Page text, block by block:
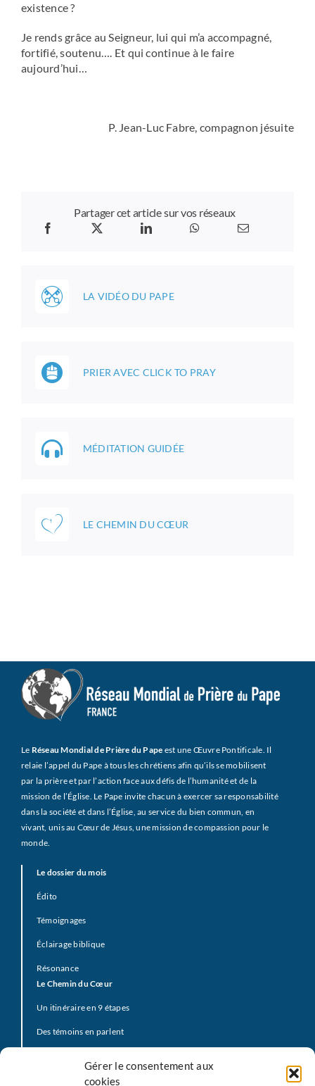
Gérer le consentement aux
cookies
existence ?
Je rends grâce au Seigneur, lui qui m’a accompagné,
fortifié, soutenu…. Et qui continue à le faire
aujourd’hui…
P. Jean-Luc Fabre, compagnon jésuite
Partager cet article sur vos réseaux
LA VIDÉO DU PAPE
PRIER AVEC CLICK TO PRAY
MÉDITATION GUIDÉE
LE CHEMIN DU CŒUR
Le Réseau Mondial de Prière du Pape est une Œuvre Pontificale. Il
relaie l’appel du Pape à tous les chrétiens afin qu’ils se mobilisent
par la prière et par l’action face aux défis de l’humanité et de la
mission de l’Église. Le Pape invite chacun à exercer sa responsabilité
dans la société et dans l’Église, au service du bien commun, en
vivant, unis au Cœur de Jésus, une mission de compassion pour le
monde.
Le dossier du mois
Édito
Témoignages
Éclairage biblique
Résonance
Le Chemin du Cœur
Un itinéraire en 9 étapes
Des témoins en parlent
La Vidéo du Pape